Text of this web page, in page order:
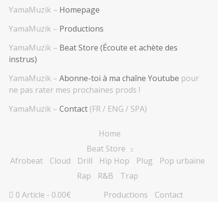
YamaMuzik – Homepage
YamaMuzik – Productions
YamaMuzik – Beat Store (Écoute et achète des
instrus)
YamaMuzik – Abonne-toi à ma chaîne Youtube pour
ne pas rater mes prochaines prods !
YamaMuzik – Contact(FR / ENG / SPA)
Home
Beat Store
Afrobeat
Cloud Drill Hip Hop Plug
Pop urbaine
Rap
R&B
Trap
0 Article
0.00€ Productions Contact